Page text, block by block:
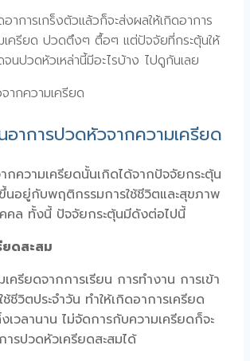
อาการเกร็งตัวแล้วก็จะส่งผลให้เกิดอาการ
เครียด ปวดตึงๆ ตื้อๆ แต่ปัจจัยที่กระตุ้นให้
จนปวดหัวเหล่านี้มีอะไรบ้าง ไปดูกันเลย
อาการปวดหัวจากความเครียด
กความเครียดนั้นเกิดได้จากปัจจัยกระตุ้น
อยู่กับพฤติกรรมการใช้ชีวิตและสุขภาพ
คล ทั้งนี้ ปัจจัยกระตุ้นมีดังต่อไปนี้
ยดสะสม
เครียดจากการเรียน การทำงาน การเข้า
ชีวิตประจำวัน ทำให้เกิดอาการเครียด
เวลานาน ไม่จัดการกับความเครียดก็จะ
ารปวดหัวเครียดสะสมได้